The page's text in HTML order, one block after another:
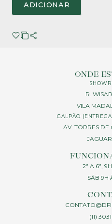
ADICIONAR
ONDE
R.
VILA
GALPÃO
AV. TORRES DE
2ª A 6ª,
SÁB 9H
(11)